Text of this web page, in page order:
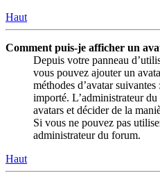
Haut
Comment puis-je afficher un
Depuis votre panneau
vous pouvez ajouter un
méthodes d’avatar
importé. L’administrateur
avatars et décider de la
Si vous ne pouvez pas
administrateur du forum.
Haut